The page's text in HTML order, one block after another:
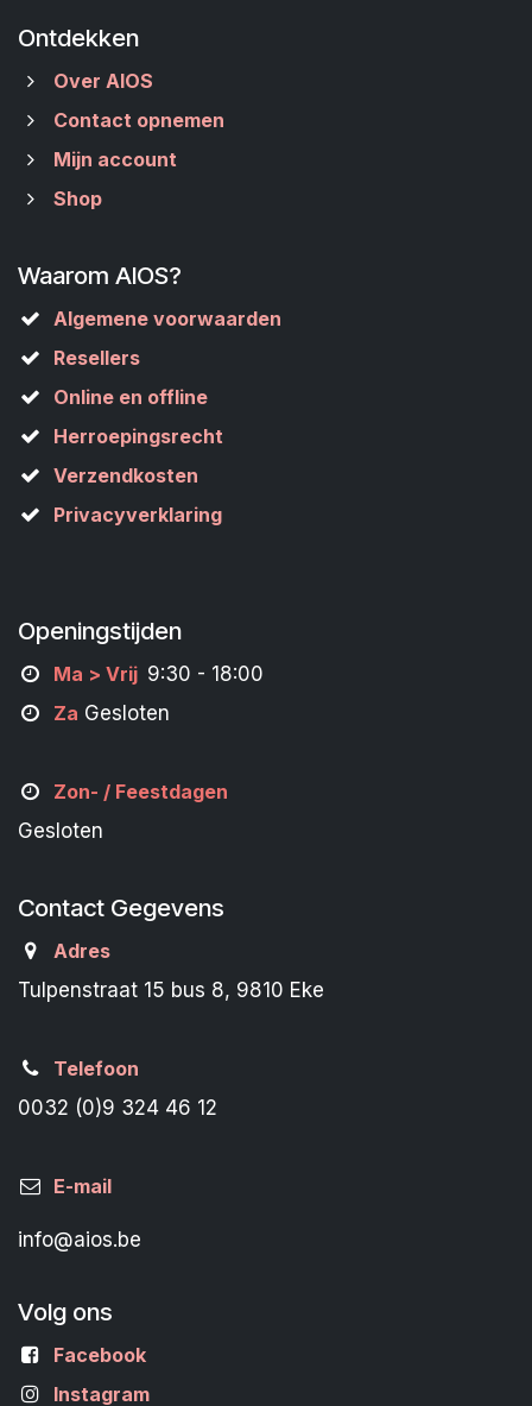
Ontdekken
Over AIOS
Contact opnemen
Mijn account
Shop
Waarom AIOS?
Algemene voorwaarden
Resellers
Online en offline
Herroepingsrecht
Verzendkosten
Privacyverklaring
Openingstijden
Ma > Vrij 9:30 - 18:00
Za Gesloten
Zon- / Feestdagen
Gesloten
Contact Gegevens
Adres
Tulpenstraat 15 bus 8, 9810 Eke
Telefoon
0032 (0)9 324 46 12
E-mail
info@aios.be
Volg ons
Facebook
Instagram